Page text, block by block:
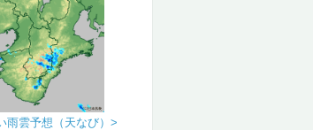
雨雲予想（天なび）>